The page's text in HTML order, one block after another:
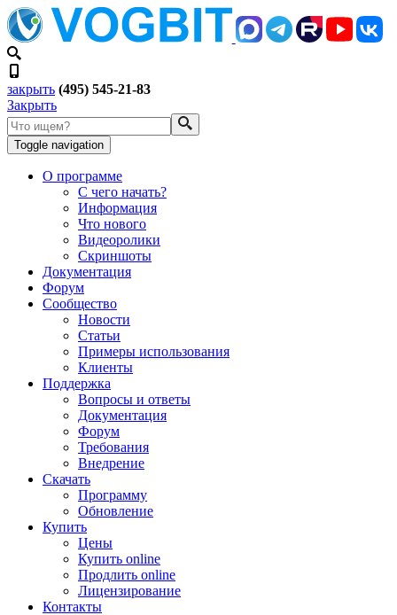
закрыть (495) 545-21-83
Закрыть
Toggle navigation
О программе
С чего начать?
Информация
Что нового
Видеоролики
Скриншоты
Документация
Форум
Сообщество
Новости
Статьи
Примеры использования
Клиенты
Поддержка
Вопросы и ответы
Документация
Форум
Требования
Внедрение
Скачать
Программу
Обновление
Купить
Цены
Купить online
Продлить online
Лицензирование
Контакты